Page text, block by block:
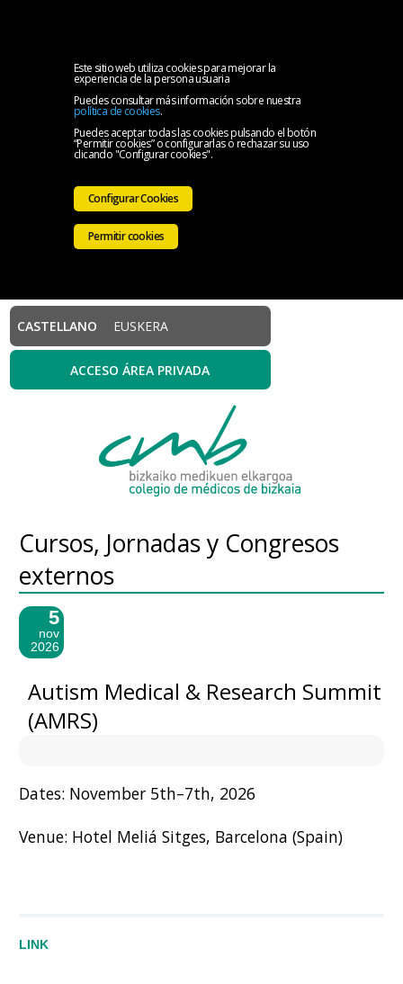
Este sitio web utiliza cookies para mejorar la
experiencia de la persona usuaria
Puedes consultar más información sobre nuestra
política de cookies.
Puedes aceptar todas las cookies pulsando el botón
“Permitir cookies” o configurarlas o rechazar su uso
clicando "Configurar cookies".
Configurar Cookies
Permitir cookies
Cursos, Jornadas y Congresos
externos
5
nov
2026
Autism Medical & Research Summit
(AMRS)
Dates: November 5th–7th, 2026
Venue: Hotel Meliá Sitges, Barcelona (Spain)
LINK